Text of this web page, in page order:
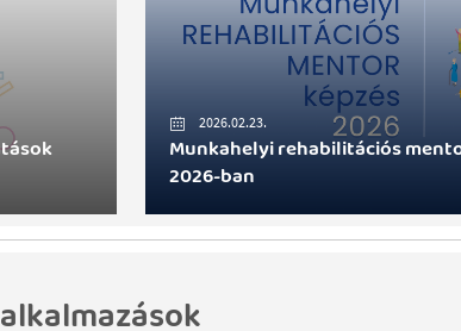
2026.02.23.
Munkahelyi rehabilitációs
2026-ban